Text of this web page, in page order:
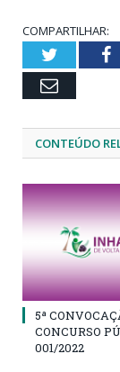
COMPARTILHAR:
Twitter
Email
CONTEÚDO
5ª
CONCURSO
001/2022